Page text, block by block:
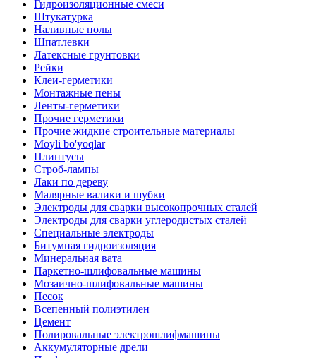
Гидроизоляционные смеси
Штукатурка
Наливные полы
Шпатлевки
Латексные грунтовки
Рейки
Клеи-герметики
Монтажные пены
Ленты-герметики
Прочие герметики
Прочие жидкие строительные материалы
Moyli bo'yoqlar
Плинтусы
Строб-лампы
Лаки по дереву
Малярные валики и шубки
Электроды для сварки высокопрочных сталей
Электроды для сварки углеродистых сталей
Специальные электроды
Битумная гидроизоляция
Минеральная вата
Паркетно-шлифовальные машины
Мозаично-шлифовальные машины
Песок
Всепенный полиэтилен
Цемент
Полировальные электрошлифмашины
Аккумуляторные дрели